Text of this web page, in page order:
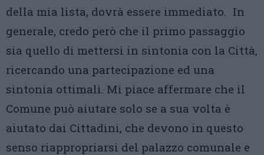
della mia lista, dovrà essere immediato. In
generale, credo però che il primo passaggio
sia quello di mettersi in sintonia con la Città,
ricercando una partecipazione ed una
sintonia ottimali. Mi piace affermare che il
Comune può aiutare solo se a sua volta è
aiutato dai Cittadini, che devono in questo
senso riappropriarsi del palazzo comunale e